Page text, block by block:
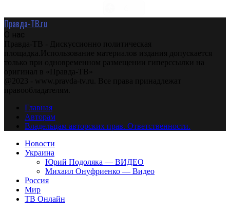
Правда-ТВ.ru
О нас
Правда-ТВ - Дискуссионно политическая
площадка.Использование материалов издания допускается
только при одновременном размещении гиперссылки на
оригинал в «Правда-ТВ»
@2023 - www.pravda-tv.ru. Все права принадлежат
правообладателям.
Главная
Авторам
Владельцам авторских прав. Ответственности.
Новости
Украина
Юрий Подоляка — ВИДЕО
Михаил Онуфриенко — Видео
Россия
Мир
ТВ Онлайн